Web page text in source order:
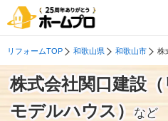
リフォームTOP 和歌山県 和歌山市 株
株式会社関口建設
モデルハウス）など